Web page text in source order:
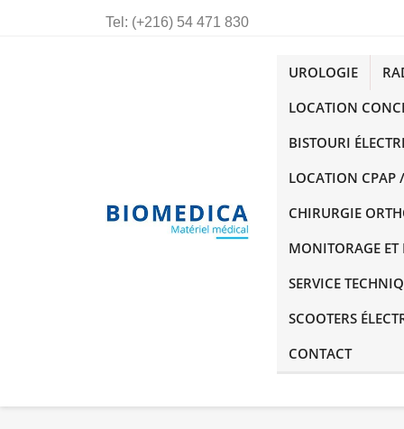
Tel: (+216) 54 471 830
UROLOGIE
LOCATION
BISTOURI
LOCATION CPAP
CHIRURGIE
MONITORAGE ET
SERVICE
SCOOTERS
CONTACT